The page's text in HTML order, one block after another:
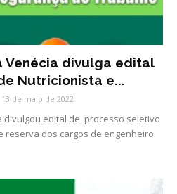
Venécia divulga edital
Nutricionista e...
13 de maio de 2022
divulgou edital de processo seletivo
reserva dos cargos de engenheiro